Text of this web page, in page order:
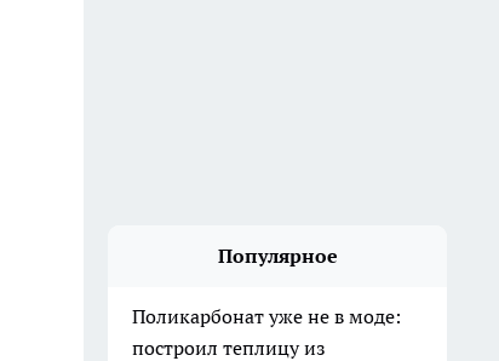
Популярное
Поликарбонат уже не в моде:
построил теплицу из